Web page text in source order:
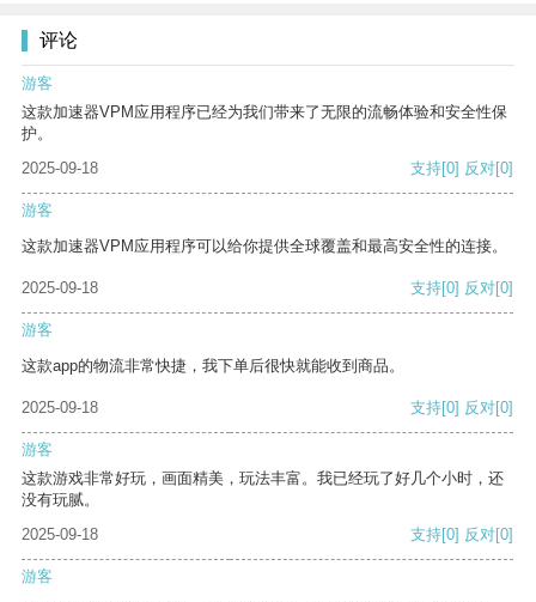
评论
游客
这款加速器VPM应用程序已经为我们带来了无限的流畅体验和安全性保
护。
2025-09-18
支持[0] 反对[0]
游客
这款加速器VPM应用程序可以给你提供全球覆盖和最高安全性的连接。
2025-09-18 支持[0] 反对[0]
游客
这款app的物流非常快捷，我下单后很快就能收到商品。
2025-09-18 支持[0] 反对[0]
游客
这款游戏非常好玩，画面精美，玩法丰富。我已经玩了好几个小时，还
没有玩腻。
2025-09-18
支持[0] 反对[0]
游客